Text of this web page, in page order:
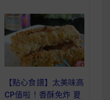
【點心食譜】太美味高
CP值啦！香酥免炸 夏